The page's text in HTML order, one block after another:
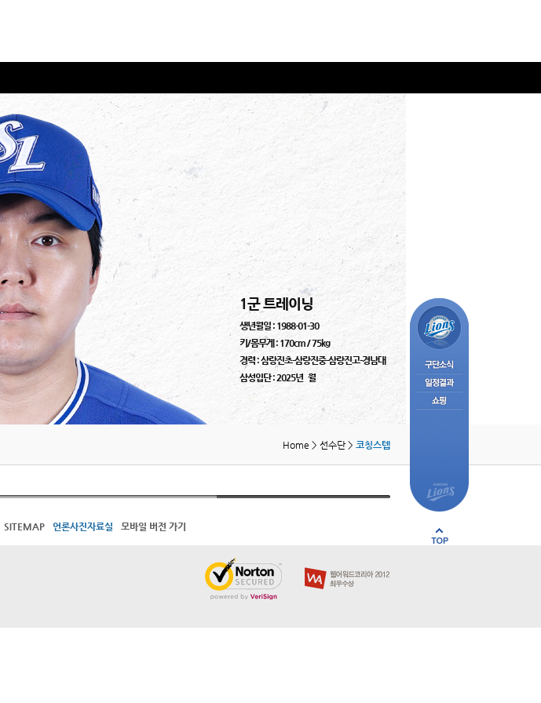
1군 트레이닝
생년월일 : 1988-01-30
키/몸무게 : 170cm / 75kg
경력 : 삼랑진초-삼랑진중-삼랑진고-경남대
삼성입단 : 2025년 월
Home > 선수단 > 코칭스텝
SITEMAP 언론사진자료실 모바일 버전 가기